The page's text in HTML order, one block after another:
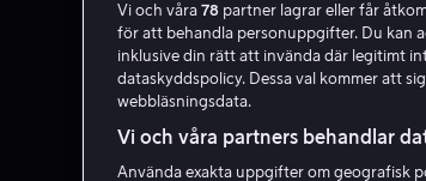
Vi och våra 78 partner lagrar eller får
för att behandla personuppgifter. Du kan
inklusive din rätt att invända där legitimt
dataskyddspolicy. Dessa val kommer att
webbläsningsdata.
Vi och våra partners behandlar
Använda exakta uppgifter om geografisk